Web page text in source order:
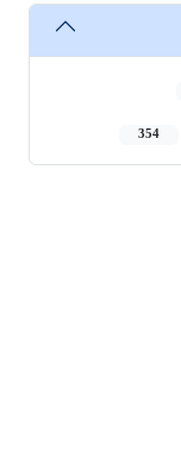
354